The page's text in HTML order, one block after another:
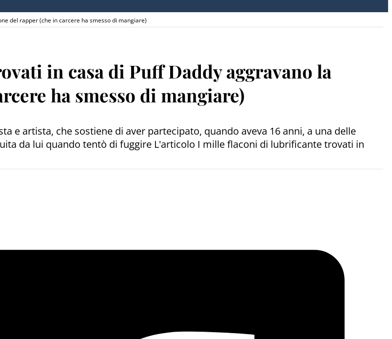
del rapper (che in carcere ha smesso di mangiare)
in casa di Puff Daddy aggravano la
ha smesso di mangiare)
e artista, che sostiene di aver partecipato, quando aveva 16 anni, a una delle
da lui quando tentò di fuggire L'articolo I mille flaconi di lubrificante trovati in